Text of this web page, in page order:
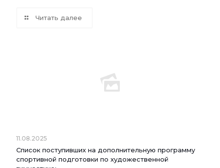
Читать далее
11.08.2025
Список поступивших на дополнительную программу
спортивной подготовки по художественной